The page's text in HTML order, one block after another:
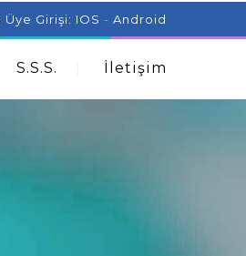
Problems Aromatherapy And
Üye Girişi: IOS - Android
S.S.S. İletişim